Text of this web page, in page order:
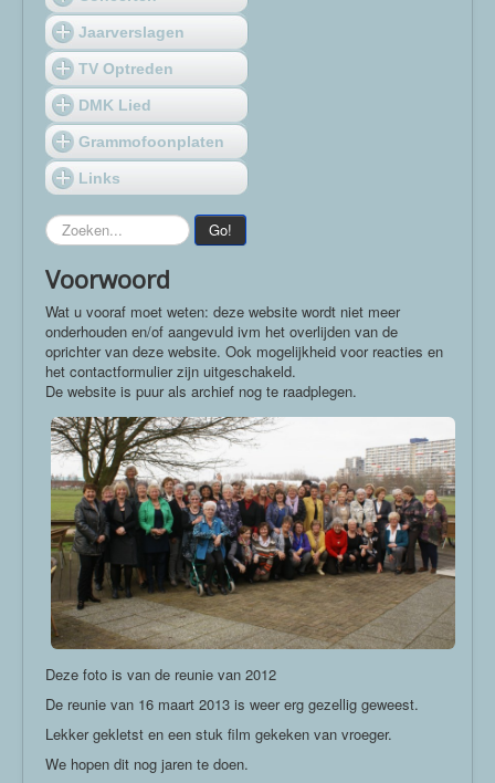
Jaarverslagen
TV Optreden
DMK Lied
Grammofoonplaten
Links
Zoeken... Go!
Voorwoord
Wat u vooraf moet weten: deze website wordt niet meer
onderhouden en/of aangevuld ivm het overlijden van de
oprichter van deze website. Ook mogelijkheid voor reacties en
het contactformulier zijn uitgeschakeld.
De website is puur als archief nog te raadplegen.
Deze foto is van de reunie van 2012
De reunie van 16 maart 2013 is weer erg gezellig geweest.
Lekker gekletst en een stuk film gekeken van vroeger.
We hopen dit nog jaren te doen.